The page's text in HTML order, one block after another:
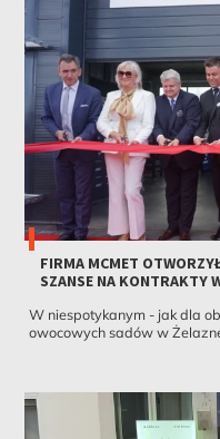
FIRMA MCMET
SZANSE NA KONTRAKTY
W niespotykanym - jak dla
owocowych sadów w